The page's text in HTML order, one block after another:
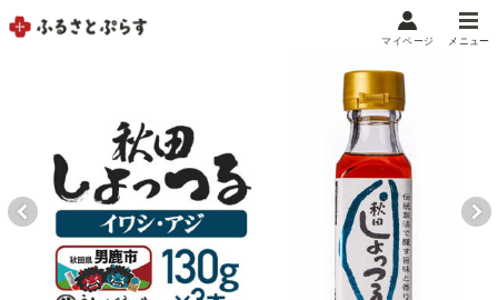
メニュー
お気に入り 閲覧履歴
メニュー
お礼の品から探す
マイページ